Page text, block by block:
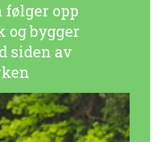
opp
og bygger
siden av